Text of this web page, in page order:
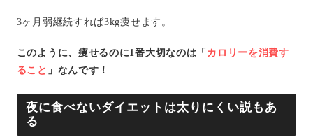
3ヶ月弱継続すれば3kg痩せます。
このように、痩せるのに1番大切なのは「 カロリーを消費す
ること 」なんです！
夜に食べないダイエットは太りにくい説もあ
る